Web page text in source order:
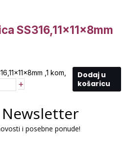
SS316,11x11x8mm
,1 kom,
+
Dodaj u
košaricu
Newsletter
i posebne ponude!